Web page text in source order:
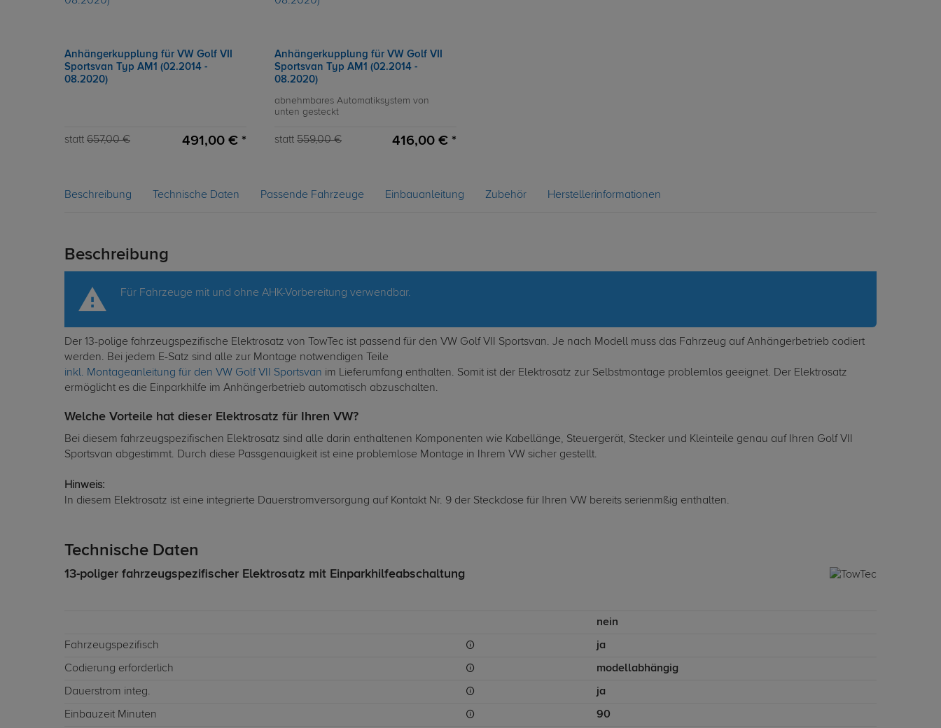
Anhängerkupplung für VW Golf VII
Sportsvan Typ AM1 (02.2014 -
08.2020)
statt 657,00 € 491,00 € *
Anhängerkupplung für VW Golf VII
Sportsvan Typ AM1 (02.2014 -
08.2020)
abnehmbares Automatiksystem von
unten gesteckt
statt 559,00 € 416,00 € *
Beschreibung Technische Daten Passende Fahrzeuge Einbauanleitung Zubehör Herstellerinformationen
Beschreibung
Für Fahrzeuge mit und ohne AHK-Vorbereitung verwendbar.
Der 13-polige fahrzeugspezifische Elektrosatz von TowTec ist passend für den VW Golf VII Sportsvan. Je nach Modell muss das Fahrzeug auf Anhängerbetrieb codiert
werden. Bei jedem E-Satz sind alle zur Montage notwendigen Teile
inkl. Montageanleitung für den VW Golf VII Sportsvan im Lieferumfang enthalten. Somit ist der Elektrosatz zur Selbstmontage problemlos geeignet. Der Elektrosatz
ermöglicht es die Einparkhilfe im Anhängerbetrieb automatisch abzuschalten.
Welche Vorteile hat dieser Elektrosatz für Ihren VW?
Bei diesem fahrzeugspezifischen Elektrosatz sind alle darin enthaltenen Komponenten wie Kabellänge, Steuergerät, Stecker und Kleinteile genau auf Ihren Golf VII
Sportsvan abgestimmt. Durch diese Passgenauigkeit ist eine problemlose Montage in Ihrem VW sicher gestellt.
Hinweis:
In diesem Elektrosatz ist eine integrierte Dauerstromversorgung auf Kontakt Nr. 9 der Steckdose für Ihren VW bereits serienmßig enthalten.
Technische Daten
13-poliger fahrzeugspezifischer Elektrosatz mit Einparkhilfeabschaltung
nein
Fahrzeugspezifisch ja
Codierung erforderlich modellabhängig
Dauerstrom integ. ja
Einbauzeit Minuten 90